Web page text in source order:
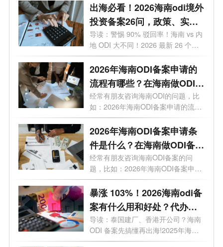
出海必看！2026海南odi境外
投资备案26问，政策、实
操、避坑全覆盖
导读：警惕 90% 驳回率！海南 vs 内
地 ODI 大不同！2026 最新 26 个高
频问题，专...
2026年海南ODI备案申请的
流程有哪些？在海南做ODI备
案通过几率高吗？
经常有朋友咨询海南ODI的问题，比
如：2026年海南ODI备案申请的流程
有哪些？...
2026年海南ODI备案申请条
件是什么？在海南做ODI备案
有什么好处?
经常有朋友咨询海南ODI备案的问
题，比如：2026年海南ODI备案申请
条件是什么...
暴涨 103%！2026海南odi备
案有什么用和好处？代办选
哪家？一文讲透
导读：泰国建厂、香港开公司？海南
ODI 备案先搞懂再出海!2025年海南
企业境外...